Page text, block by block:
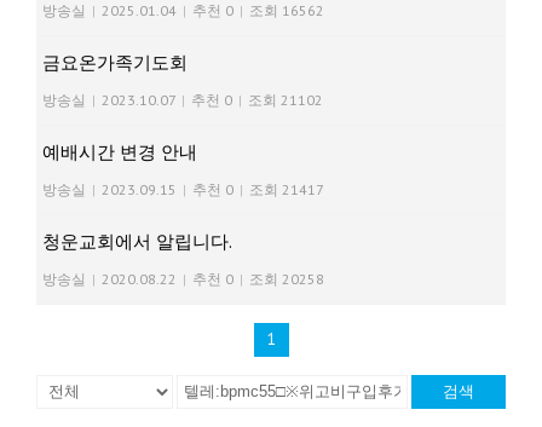
방송실 | 2025.01.04 | 추천 0 | 조회 16562
금요온가족기도회
방송실 | 2023.10.07 | 추천 0 | 조회 21102
예배시간 변경 안내
방송실 | 2023.09.15 | 추천 0 | 조회 21417
청운교회에서 알립니다.
방송실 | 2020.08.22 | 추천 0 | 조회 20258
1
검색